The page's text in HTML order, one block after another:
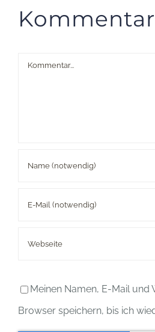
Kommentar
Kommentar
Meinen Namen, E-Mail und
Browser speichern, bis ich